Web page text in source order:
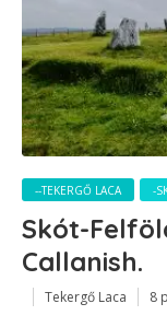
--TEKERGŐ LACA -
Skót-
Callanish.
Tekergő Laca 8